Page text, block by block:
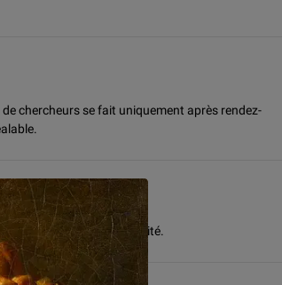
de chercheurs se fait uniquement après rendez-
Rivoli.
d'une pièce d'identité.